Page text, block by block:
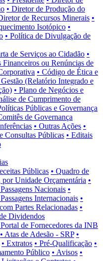
• Diretor de Produção do
de Recursos Minerais •
Isotópico •
• Política de Divulgação de
de Serviços ao Cidadão •
Financeiros ou Renúncias de
• Código de Ética e
(Relatório Integrado e
• Plano de Negócios e
de Cumprimento de
Públicas e Governança
de Governança
• Outras Ações •
Consultas Públicas • Editais
Públicas • Quadro de
por Unidade Orçamentária •
Nacionais •
Internacionais •
Partes Relacionadas •
Dividendos
Portal de Fornecedores da INB
• Atas de Adesão - SRP •
• Extratos • Pré-Qualificação •
Público • Avisos •